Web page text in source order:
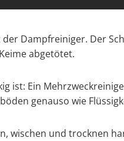
Dampfreiniger. Der
abgetötet.
ist: Ein
genauso wie
wischen und trocknen